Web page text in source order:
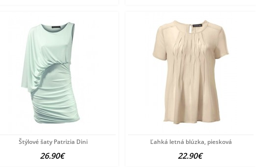
Štýlové šaty Patrizia Dini
26.90€
Ľahká letná blúzka, piesková
22.90€